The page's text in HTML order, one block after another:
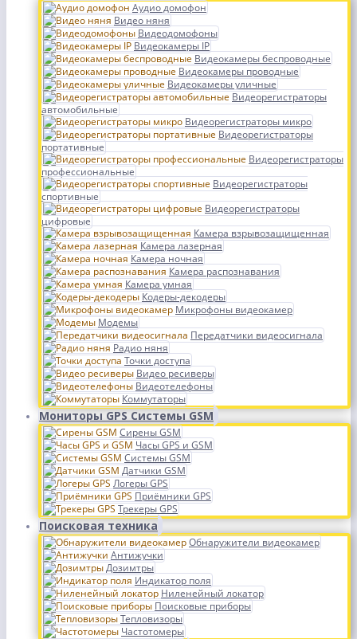
Аудио домофон
Видео няня
Видеодомофоны
Видеокамеры IP
Видеокамеры беспроводные
Видеокамеры проводные
Видеокамеры уличные
Видеорегистраторы
автомобильные
Видеорегистраторы микро
Видеорегистраторы
портативные
Видеорегистраторы
профессиональные
Видеорегистраторы
спортивные
Видеорегистраторы
цифровые
Камера взрывозащищенная
Камера лазерная
Камера ночная
Камера распознавания
Камера умная
Кодеры-декодеры
Микрофоны видеокамер
Модемы
Передатчики видеосигнала
Радио няня
Точки доступа
Видео ресиверы
Видеотелефоны
Коммутаторы
Мониторы GPS Системы GSM
Сирены GSM
Часы GPS и GSM
Системы GSM
Датчики GSM
Логеры GPS
Приёмники GPS
Трекеры GPS
Поисковая техника
Обнаружители видеокамер
Антижучки
Дозимтры
Индикатор поля
Ниленейный локатор
Поисковые приборы
Тепловизоры
Частотомеры